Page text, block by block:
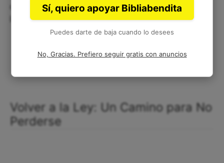
que se ofrece, algo que renueva el corazón y da
libertad verdadera.
Volver a la Ley: Un Camino para No
Perderse
Sí, quiero apoyar Bibliabendita
Puedes darte de baja cuando lo desees
No, Gracias. Prefiero seguir gratis con anuncios